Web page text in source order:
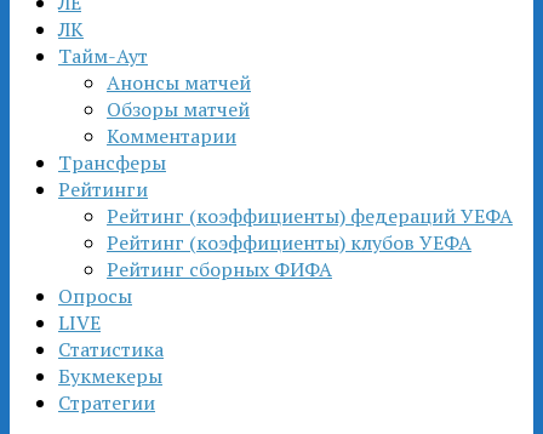
ЛК
Тайм-Аут
Анонсы матчей
Обзоры матчей
Комментарии
Трансферы
Рейтинги
Рейтинг (коэффициенты) федераций УЕФА
Рейтинг (коэффициенты) клубов УЕФА
Рейтинг сборных ФИФА
Опросы
LIVE
Статистика
Букмекеры
Стратегии